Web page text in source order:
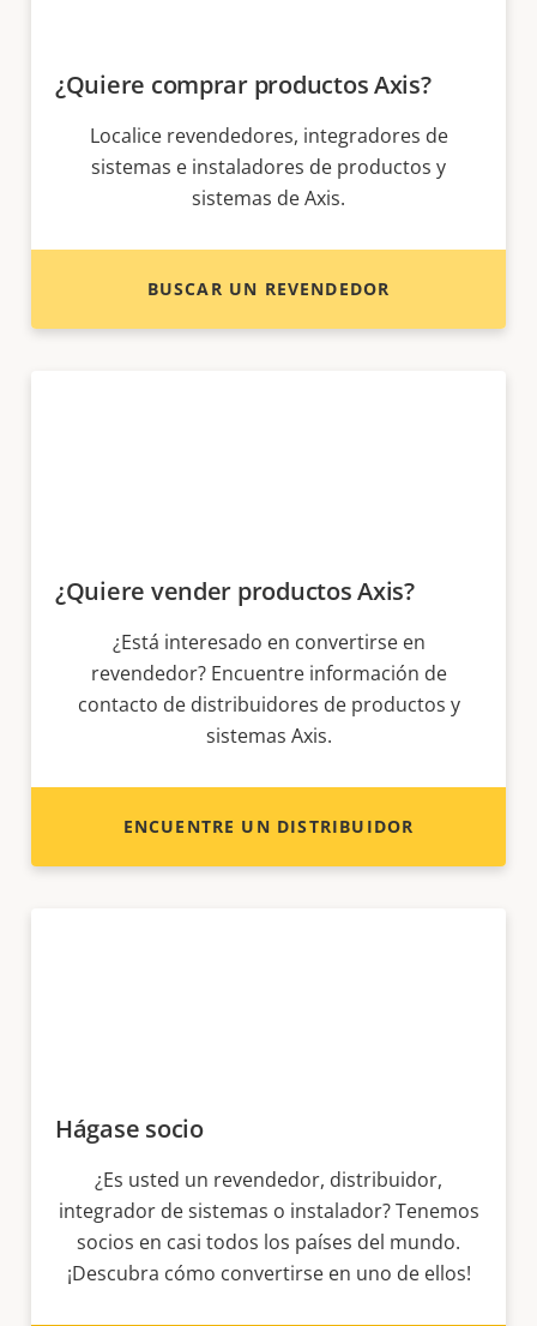
¿Quiere comprar productos Axis?
Localice revendedores, integradores de
sistemas e instaladores de productos y
sistemas de Axis.
BUSCAR UN REVENDEDOR
¿Quiere vender productos Axis?
¿Está interesado en convertirse en
revendedor? Encuentre información de
contacto de distribuidores de productos y
sistemas Axis.
ENCUENTRE UN DISTRIBUIDOR
Hágase socio
¿Es usted un revendedor, distribuidor,
integrador de sistemas o instalador? Tenemos
socios en casi todos los países del mundo.
¡Descubra cómo convertirse en uno de ellos!